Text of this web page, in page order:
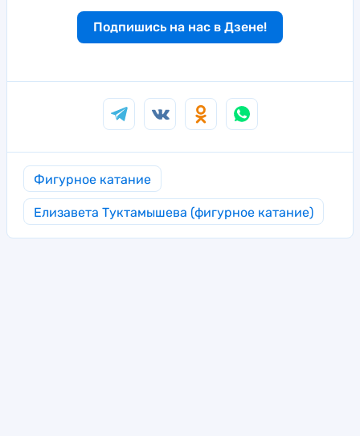
Подпишись на нас в Дзене!
Фигурное катание
Елизавета Туктамышева (фигурное катание)